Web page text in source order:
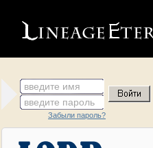
введите имя
введите пароль
Забыли пароль?